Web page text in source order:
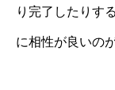
り完了したりす
に相性が良いの